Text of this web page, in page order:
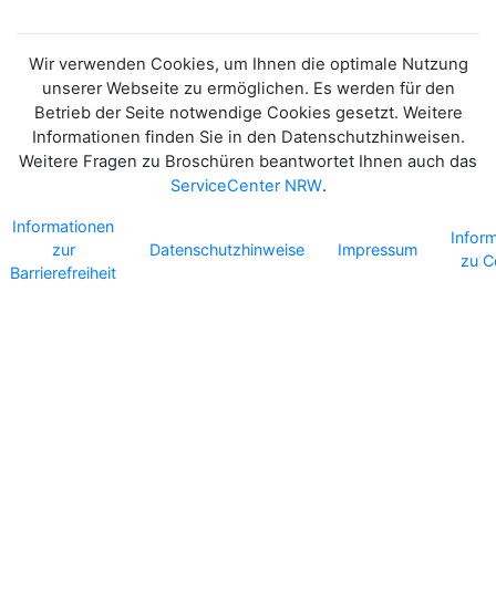
Wir verwenden Cookies, um Ihnen die optimale Nutzung
unserer Webseite zu ermöglichen. Es werden für den
Betrieb der Seite notwendige Cookies gesetzt. Weitere
Informationen finden Sie in den Datenschutzhinweisen.
Weitere Fragen zu Broschüren beantwortet Ihnen auch das
ServiceCenter NRW.
Informationen
zur
Barrierefreiheit
Datenschutzhinweise Impressum
zu